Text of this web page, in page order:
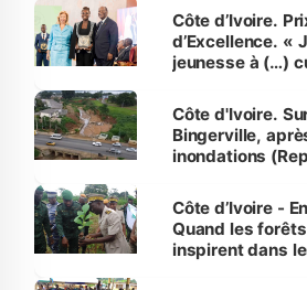
Côte d’Ivoire.
d’Excellence. «
jeunesse à (…)
(Alassane
Côte d'Ivoire.
Bingerville,
inondations
Côte d’Ivoire -
Quand les
inspirent dans